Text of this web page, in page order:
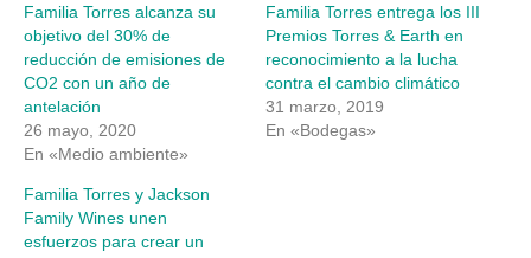
ventana
nueva)
ventana
nueva)
Familia Torres alcanza su
objetivo del 30% de
reducción de emisiones de
CO2 con un año de
antelación
26 mayo, 2020
En «Medio ambiente»
Familia Torres entrega los III
Premios Torres & Earth en
reconocimiento a la lucha
contra el cambio climático
31 marzo, 2019
En «Bodegas»
Familia Torres y Jackson
Family Wines unen
esfuerzos para crear un